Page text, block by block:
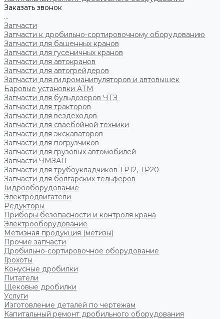
Заказать звонок
...
Запчасти
Запчасти к дробильно-сортировочному оборудованию
Запчасти для башенных кранов
Запчасти для гусеничных кранов
Запчасти для автокранов
Запчасти для автогрейдеров
Запчасти для гидроманипуляторов и автовышек
Баровые установки АТМ
Запчасти для бульдозеров ЧТЗ
Запчасти для тракторов
Запчасти для вездеходов
Запчасти для сваебойной техники
Запчасти для экскаваторов
Запчасти для погрузчиков
Запчасти для грузовых автомобилей
Запчасти ЧМЗАП
Запчасти для трубоукладчиков ТР12, ТР20
Запчасти для болгарских тельферов
Гидрооборудование
Электродвигатели
Редукторы
Приборы безопасности и контроля крана
Электрооборудование
Метизная продукция (метизы)
Прочие запчасти
Дробильно-сортировочное оборудование
Грохоты
Конусные дробилки
Питатели
Щековые дробилки
Услуги
Изготовление деталей по чертежам
Капитальный ремонт дробильного оборудования